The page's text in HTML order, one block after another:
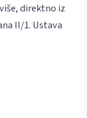
direktno iz
II/1. Ustava